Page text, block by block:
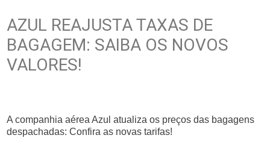
AZUL REAJUSTA TAXAS DE
BAGAGEM: SAIBA OS NOVOS
VALORES!
A companhia aérea Azul atualiza os preços das bagagens
despachadas: Confira as novas tarifas!